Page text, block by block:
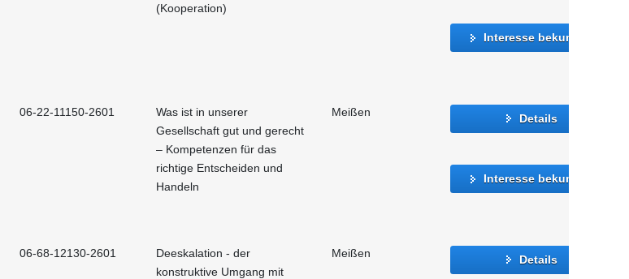
(Kooperation)
Interesse bekunden
06-22-11150-2601
Was ist in unserer
Gesellschaft gut und gerecht
– Kompetenzen für das
richtige Entscheiden und
Handeln
Meißen Details
Interesse bekunden
06-68-12130-2601
Deeskalation - der
konstruktive Umgang mit
Meißen Details